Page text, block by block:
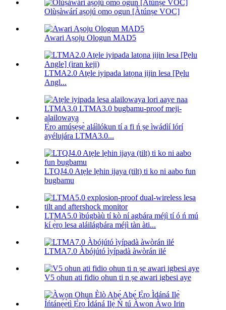
Olùṣàwárí aṣojú ọmọ ogun [Àtúnṣe VOC]
Awari Aṣoju Ologun MAD5
LTMA2.0 Atẹle iyipada latọna jijin lesa [Pẹlu
Angl...
Ẹ̀rọ amúṣẹ́ṣẹ̀ aláìlókun tí a fi ń ṣe ìwádìí lórí
ayélujára LTMA3.0...
LTQJ4.0 Atẹle lẹhin ijaya (tilt) ti ko ni aabo fun
bugbamu
LTMA5.0 ìbúgbàù tí kò ní agbára méjì tí ó ń mú
kí ẹ̀rọ lesa aláilágbára méjì tàn àti...
LTMA7.0 Àbójútó ìyípadà àwòrán ilé
V5 ohun ati fidio ohun ti n ṣe awari igbesi aye